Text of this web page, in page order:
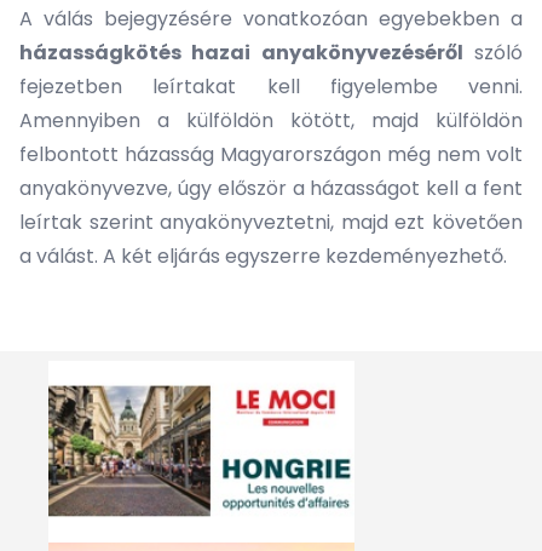
A válás bejegyzésére vonatkozóan egyebekben a
házasságkötés hazai anyakönyvezéséről szóló
fejezetben leírtakat kell figyelembe venni.
Amennyiben a külföldön kötött, majd külföldön
felbontott házasság Magyarországon még nem volt
anyakönyvezve, úgy először a házasságot kell a fent
leírtak szerint anyakönyveztetni, majd ezt követően
a válást. A két eljárás egyszerre kezdeményezhető.